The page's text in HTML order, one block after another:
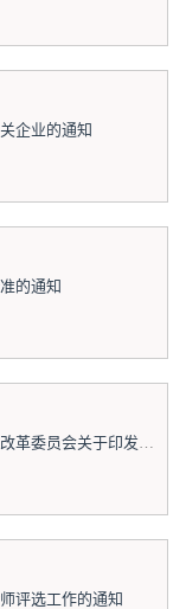
企业的通知
的通知
建设补短板提品质实施方案》的通知
评选工作的通知